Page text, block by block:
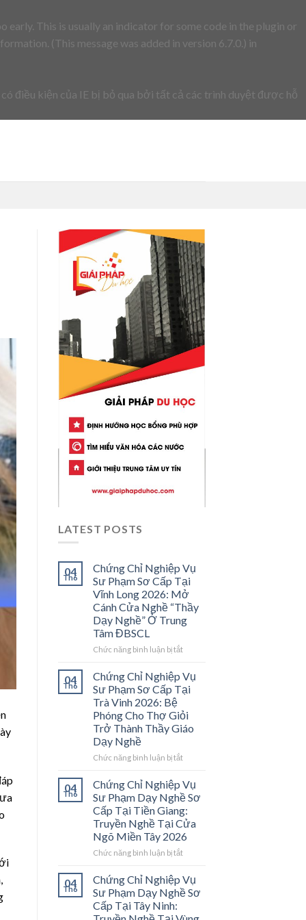
early. This is usually an indicator for some code in the plugin or
(This message was added in version 6.7.0.) in
điều kiện của IE bị bỏ qua bởi tất cả các trình duyệt được hỗ
LATEST POSTS
04
Th6
Chứng Chỉ Nghiệp Vụ
Sư Phạm Sơ Cấp Tại
Vĩnh Long 2026: Mở
Cánh Cửa Nghề “Thầy
Dạy Nghề” Ở Trung
Tâm ĐBSCL
Chức năng bình luận bị tắtở
Chỉ
Nghiệp
Vụ
Phạm
Sơ
2026:
Mở
Cánh
Cửa
Nghề
Dạy
Ở
Trung
ĐBSCL
04
Th6
Chứng Chỉ Nghiệp Vụ
Sư Phạm Sơ Cấp Tại
Trà Vinh 2026: Bệ
Phóng Cho Thợ Giỏi
Trở Thành Thầy Giáo
Dạy Nghề
Chức năng bình luận bị tắtở
Chỉ
Nghiệp
Vụ
Sư
Phạm
Sơ
Cấp
Vinh
2026:
04
Th6
Chứng Chỉ Nghiệp Vụ
Sư Phạm Dạy Nghề Sơ
Cấp Tại Tiền Giang:
Truyền Nghề Tại Cửa
Ngõ Miền Tây 2026
Chức năng bình luận bị tắtở
Chỉ
Nghiệp
Vụ
04
Th6
Chứng Chỉ Nghiệp Vụ
Sư Phạm Dạy Nghề Sơ
Cấp Tại Tây Ninh: